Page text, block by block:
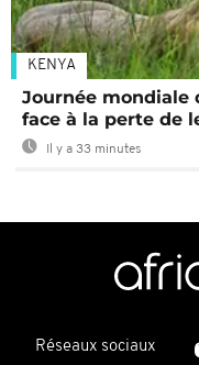
KENYA
Journée mondiale
face à la perte de
Il y a 33 minutes
Réseaux sociaux